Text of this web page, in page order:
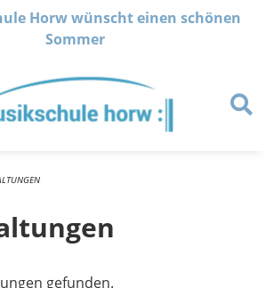
Horw wünscht einen schönen
Sommer
gefunden.